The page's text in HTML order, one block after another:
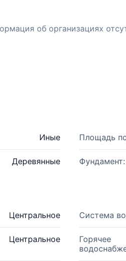
об организациях
Иные Площадь
Деревянные Фундамент:
Центральное Система
Центральное
Горячее